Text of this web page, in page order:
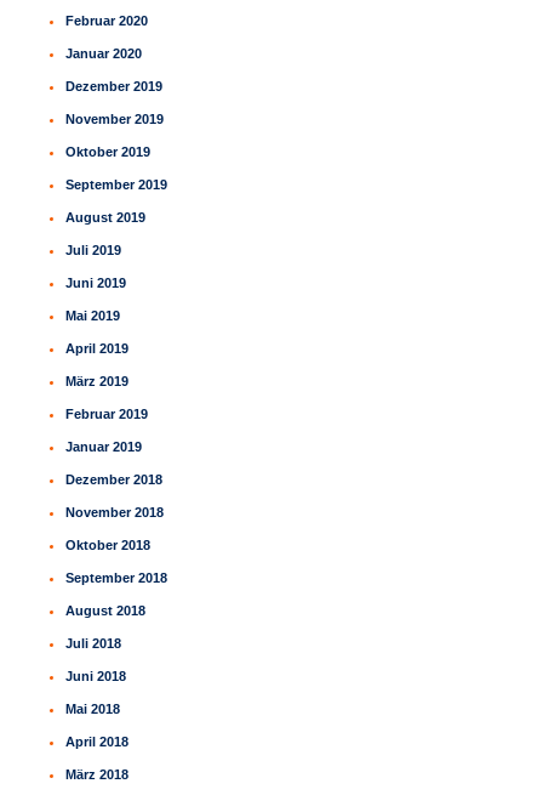
Februar 2020
Januar 2020
Dezember 2019
November 2019
Oktober 2019
September 2019
August 2019
Juli 2019
Juni 2019
Mai 2019
April 2019
März 2019
Februar 2019
Januar 2019
Dezember 2018
November 2018
Oktober 2018
September 2018
August 2018
Juli 2018
Juni 2018
Mai 2018
April 2018
März 2018